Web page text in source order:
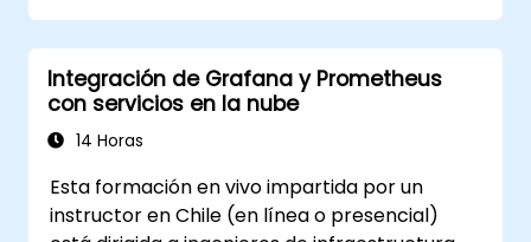
paneles en Grafana.
Monitorear métricas del sistema y
visualizar datos utilizando Prometheus.
Integración de Grafana y Prometheus
con servicios en la nube
14 Horas
Esta formación en vivo impartida por un
instructor en Chile (en línea o presencial)